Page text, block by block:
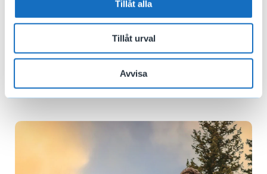
Tillåt alla
Tillåt urval
Avvisa
Den hjälper dig att byta jobb eller hitta ett nytt